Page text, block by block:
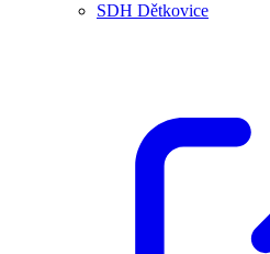
SDH Dětkovice